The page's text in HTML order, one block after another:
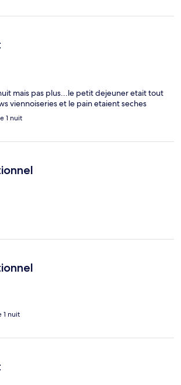
mais pas plus...le petit dejeuner etait tout
viennoiseries et le pain etaient seches
1 nuit
1 nuit